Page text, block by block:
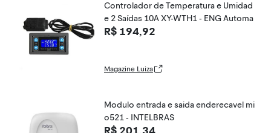
Controlador de Temperatura e Umidad
e 2 Saídas 10A XY-WTH1 - ENG Automa
R$ 194,92
Magazine Luiza
Modulo entrada e saida enderecavel mi
o521 - INTELBRAS